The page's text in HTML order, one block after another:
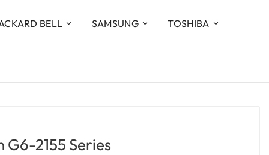
BELL SAMSUNG TOSHIBA
G6-2155 Series